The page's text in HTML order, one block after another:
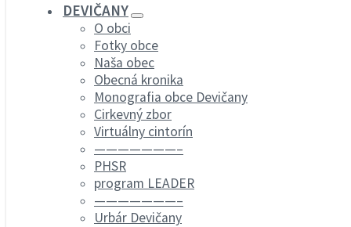
DEVIČANY
O obci
Fotky obce
Naša obec
Obecná kronika
Monografia obce Devičany
Cirkevný zbor
Virtuálny cintorín
———————–
PHSR
program LEADER
———————–
Urbár Devičany